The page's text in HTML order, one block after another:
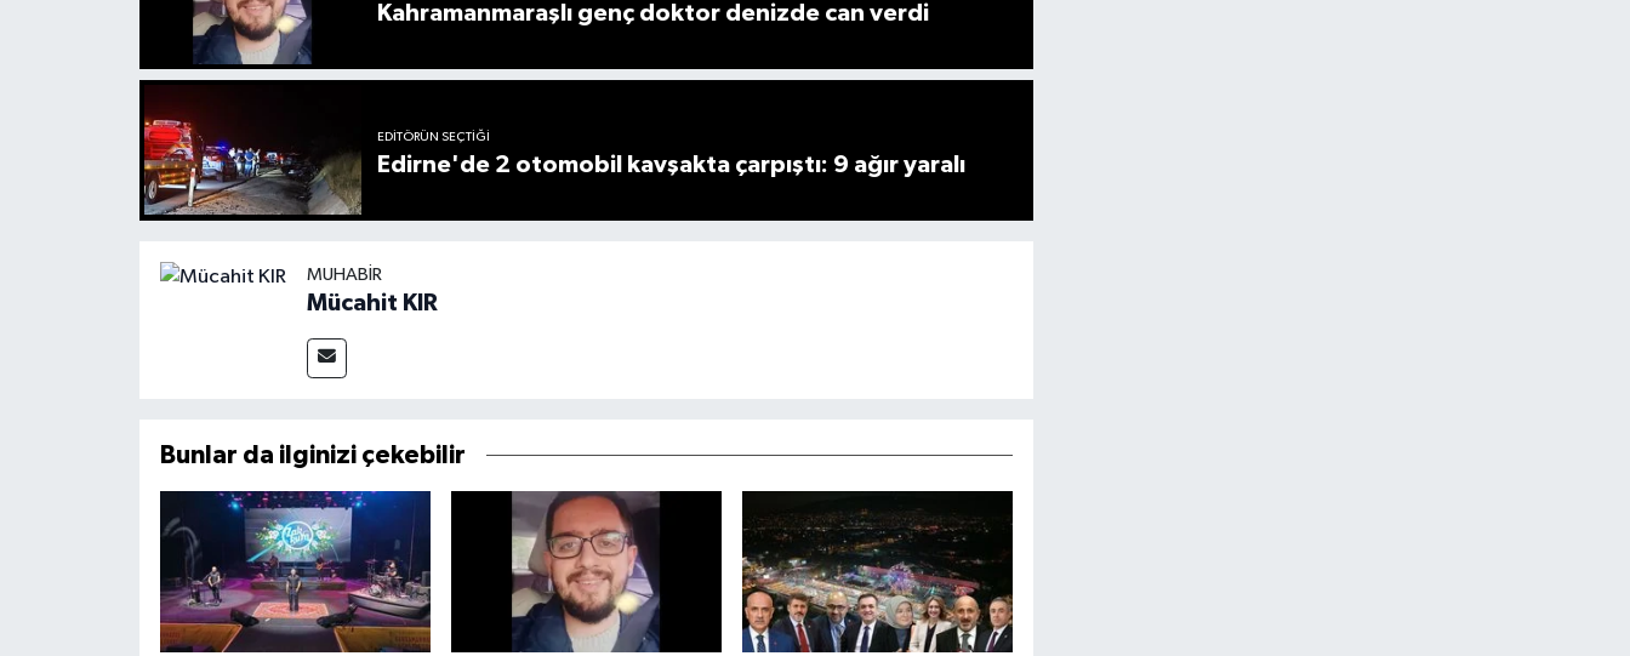
Kahramanmaraşlı genç doktor denizde can verdi
EDITÖRÜN SEÇTIĞI
Edirne'de 2 otomobil kavşakta çarpıştı: 9 ağır yaralı
MUHABIR
Mücahit KIR
Bunlar da ilginizi çekebilir